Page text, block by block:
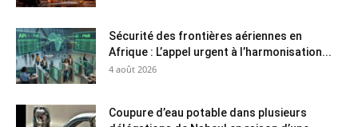
Sécurité des frontières aériennes en
Afrique : L’appel urgent à l’harmonisation...
4 août 2026
Coupure d’eau potable dans plusieurs